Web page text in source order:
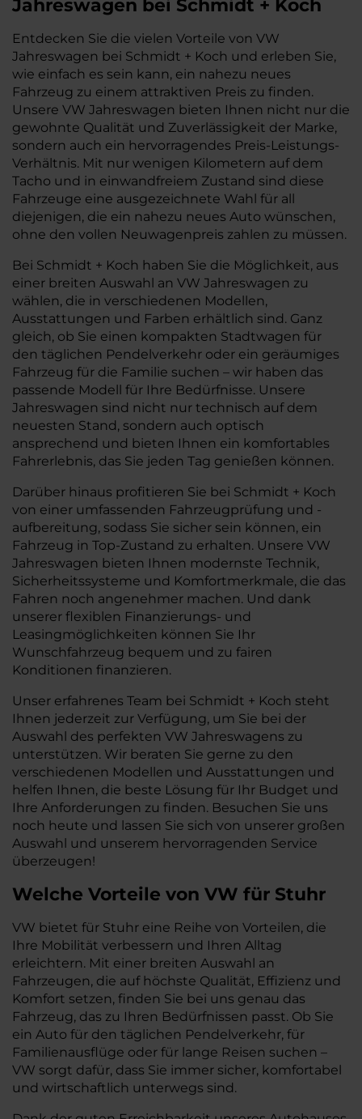
Jahreswagen bei Schmidt + Koch
Entdecken Sie die vielen Vorteile von VW
Jahreswagen bei Schmidt + Koch und erleben Sie,
wie einfach es sein kann, ein nahezu neues
Fahrzeug zu einem attraktiven Preis zu finden.
Unsere VW Jahreswagen bieten Ihnen nicht nur die
gewohnte Qualität und Zuverlässigkeit der Marke,
sondern auch ein hervorragendes Preis-Leistungs-
Verhältnis. Mit nur wenigen Kilometern auf dem
Tacho und in einwandfreiem Zustand sind diese
Fahrzeuge eine ausgezeichnete Wahl für all
diejenigen, die ein nahezu neues Auto wünschen,
ohne den vollen Neuwagenpreis zahlen zu müssen.
Bei Schmidt + Koch haben Sie die Möglichkeit, aus
einer breiten Auswahl an VW Jahreswagen zu
wählen, die in verschiedenen Modellen,
Ausstattungen und Farben erhältlich sind. Ganz
gleich, ob Sie einen kompakten Stadtwagen für
den täglichen Pendelverkehr oder ein geräumiges
Fahrzeug für die Familie suchen – wir haben das
passende Modell für Ihre Bedürfnisse. Unsere
Jahreswagen sind nicht nur technisch auf dem
neuesten Stand, sondern auch optisch
ansprechend und bieten Ihnen ein komfortables
Fahrerlebnis, das Sie jeden Tag genießen können.
Darüber hinaus profitieren Sie bei Schmidt + Koch
von einer umfassenden Fahrzeugprüfung und -
aufbereitung, sodass Sie sicher sein können, ein
Fahrzeug in Top-Zustand zu erhalten. Unsere VW
Jahreswagen bieten Ihnen modernste Technik,
Sicherheitssysteme und Komfortmerkmale, die das
Fahren noch angenehmer machen. Und dank
unserer flexiblen Finanzierungs- und
Leasingmöglichkeiten können Sie Ihr
Wunschfahrzeug bequem und zu fairen
Konditionen finanzieren.
Unser erfahrenes Team bei Schmidt + Koch steht
Ihnen jederzeit zur Verfügung, um Sie bei der
Auswahl des perfekten VW Jahreswagens zu
unterstützen. Wir beraten Sie gerne zu den
verschiedenen Modellen und Ausstattungen und
helfen Ihnen, die beste Lösung für Ihr Budget und
Ihre Anforderungen zu finden. Besuchen Sie uns
noch heute und lassen Sie sich von unserer großen
Auswahl und unserem hervorragenden Service
überzeugen!
Welche Vorteile von VW für Stuhr
VW bietet für Stuhr eine Reihe von Vorteilen, die
Ihre Mobilität verbessern und Ihren Alltag
erleichtern. Mit einer breiten Auswahl an
Fahrzeugen, die auf höchste Qualität, Effizienz und
Komfort setzen, finden Sie bei uns genau das
Fahrzeug, das zu Ihren Bedürfnissen passt. Ob Sie
ein Auto für den täglichen Pendelverkehr, für
Familienausflüge oder für lange Reisen suchen –
VW sorgt dafür, dass Sie immer sicher, komfortabel
und wirtschaftlich unterwegs sind.